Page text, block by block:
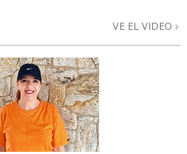
VE EL VIDEO